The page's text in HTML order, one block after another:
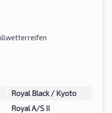
Royal Black / Kyoto
Royal A/S II